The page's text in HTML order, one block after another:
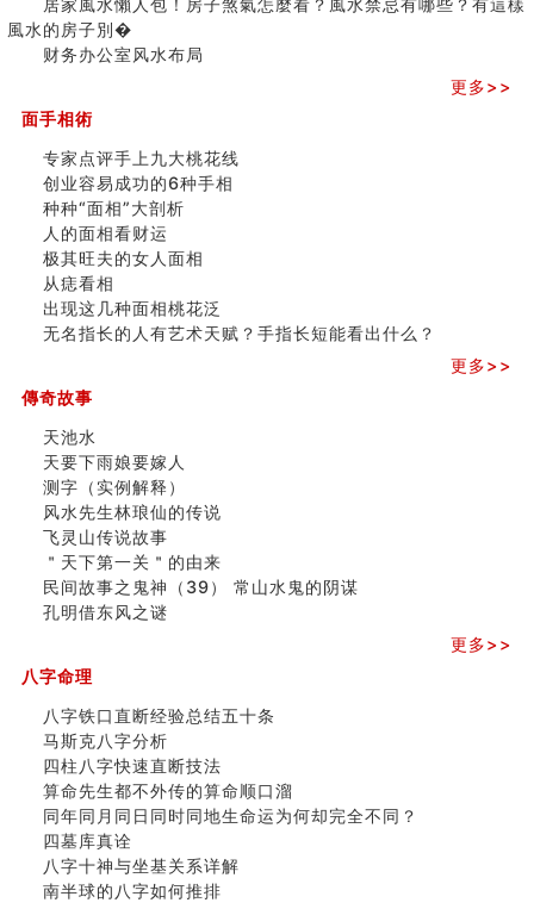
极其旺夫的女人面相
家居常見風水形煞及化解方法 (二)
南半球的八字如何推排
玄空本义(六)
额相与命运
风水先生林琅仙的传说
从痣看相
姓名陰陽配置的凶吉
六爻測住宅風水 (四)
玄空本义 (五)
财务办公室风水布局
精选1500个五行属木的字
八字算命：女命八字里日坐伤官克夫？
订婚就是定结婚日子吗
清朝慈禧太后命造 (名人八字淺析七）
玄空本义 (三)
飞灵山传说故事
命理解说：想请问什么时候能够遇到姻缘结婚？
商舖選址的風水講究 (下)
吉凶神跳上大运时的断法【四柱技巧】
家居常見風水形煞及化解方法 (一)
玄空本义 (二)
出现这几种面相桃花泛
寓意好的五行属水的汉字有哪些？五行属水的汉字大全
玄空本义 (一)
＂天下第一关＂的由来
无名指长的人有艺术天赋？手指长短能看出什么？
六爻測住宅風水 (三)
別再一知半解！正解住宅風水十大禁忌
《盲派命理》 ( 十六）
居家風水懶人包！房子煞氣怎麼看？風水禁忌有哪些？有這樣
風水的房子別�
财务办公室风水布局
更多>>
面手相術
专家点评手上九大桃花线
创业容易成功的6种手相
种种“面相”大剖析
人的面相看财运
极其旺夫的女人面相
从痣看相
出现这几种面相桃花泛
无名指长的人有艺术天赋？手指长短能看出什么？
更多>>
傳奇故事
天池水
天要下雨娘要嫁人
测字（实例解释）
风水先生林琅仙的传说
飞灵山传说故事
＂天下第一关＂的由来
民间故事之鬼神（39） 常山水鬼的阴谋
孔明借东风之谜
更多>>
八字命理
八字铁口直断经验总结五十条
马斯克八字分析
四柱八字快速直断技法
算命先生都不外传的算命顺口溜
同年同月同日同时同地生命运为何却完全不同？
四墓库真诠
八字十神与坐基关系详解
南半球的八字如何推排